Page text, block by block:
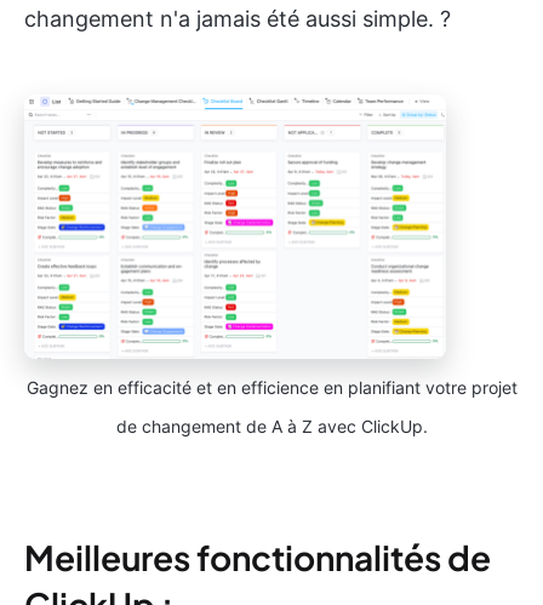
changement n'a jamais été aussi simple. ?
Gagnez en efficacité et en efficience en planifiant votre projet
de changement de A à Z avec ClickUp.
Meilleures fonctionnalités de